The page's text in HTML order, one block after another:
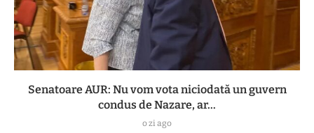
Senatoare AUR: Nu vom vota niciodată un guvern
condus de Nazare, ar...
o zi ago